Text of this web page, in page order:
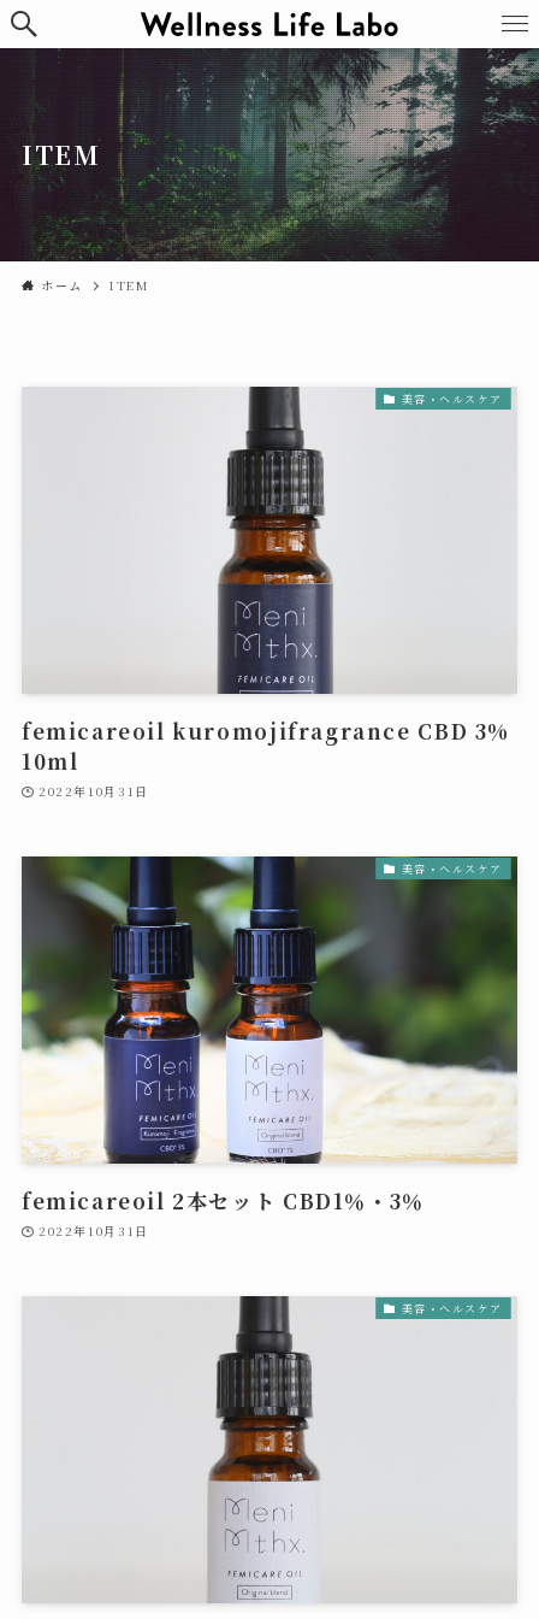
ITEM
ホーム ITEM
美容・ヘルスケア
femicareoil kuromojifragrance CBD 3%
10ml
2022年10月31日
美容・ヘルスケア
femicareoil 2本セット CBD1％・3％
2022年10月31日
美容・ヘルスケア